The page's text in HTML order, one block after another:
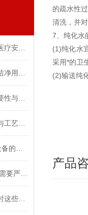
的疏水性
清洗，并
7、纯化水
(1)纯化水
采用*的卫
(2)输送纯
产品